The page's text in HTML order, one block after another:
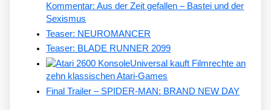
Kommentar: Aus der Zeit gefallen – Bastei und der
Sexismus
Teaser: NEUROMANCER
Teaser: BLADE RUNNER 2099
Universal kauft Filmrechte an
zehn klassischen Atari-Games
Final Trailer – SPIDER-MAN: BRAND NEW DAY